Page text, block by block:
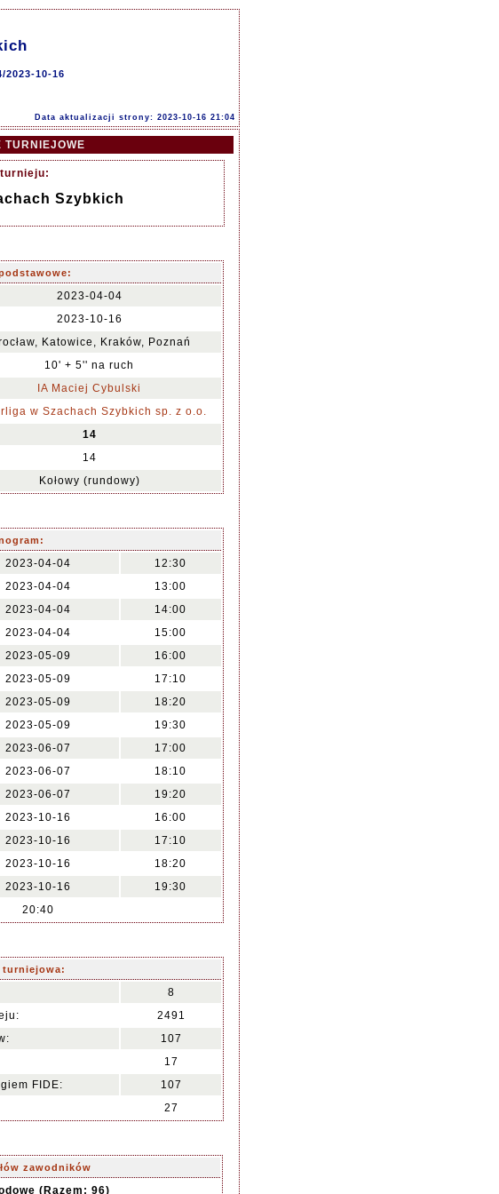
2023-10-16
Data aktualizacji strony: 2023-10-16 21:04
TURNIEJOWE
Szybkich
2023-04-04
2023-10-16
Katowice, Kraków, Poznań
10' + 5'' na ruch
IA Maciej Cybulski
w Szachach Szybkich sp. z o.o.
14
14
Kołowy (rundowy)
2023-04-04
12:30
2023-04-04
13:00
2023-04-04
14:00
2023-04-04
15:00
2023-05-09
16:00
2023-05-09
17:10
2023-05-09
18:20
2023-05-09
19:30
2023-06-07
17:00
2023-06-07
18:10
2023-06-07
19:20
2023-10-16
16:00
2023-10-16
17:10
2023-10-16
18:20
2023-10-16
19:30
20:40
turniejowa:
8
2491
107
17
FIDE:
107
27
zawodników
(Razem: 96)